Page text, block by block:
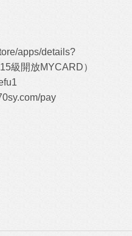
apps/details?
15級開放MYCARD）
pay